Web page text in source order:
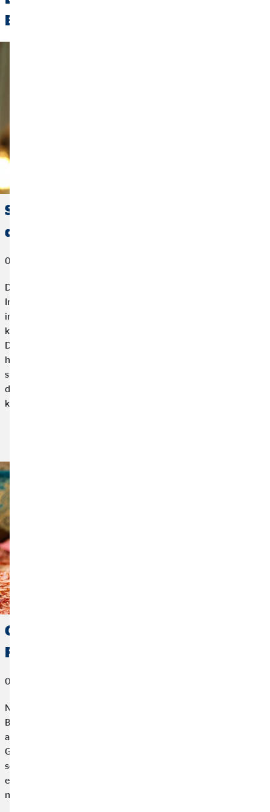
Beiträge:
Steigende Energiekosten: So kannst
du Strom und Geld sparen
03. November 2022
Die momentane Energiekrise und die stetig wachsende
Inflation in Europa lassen die Preise deutlich steigen –
insbesondere die Energiepreise. Damit du gut auf die
kommenden Wintermonate vorbereitet bist, kannst du ein paar
Dinge im Haushalt beachten. Bereits einfache Maßnahmen
helfen dir, die Heizkosten zu senken und viel Energie zu
sparen. Hier findest du alle Tipps und Möglichkeiten, wie du
deine Energiekosten und deinen Stromverbrauch reduzieren
kannst.
Geld in Fonds anlegen: Warum sind
Fonds als Geldanlage sinnvoll?
06. Juli 2021
Niedrige Zinsen, wenig Rendite und eher miese Aussichten in
Bezug auf die eigene Altersvorsorge: Wer zurzeit sein Erspartes
anlegen möchte, hat es nicht gerade leicht. Klassische
Geldanlagen wie Tagesgeld, Festgeld und Sparbuch bringen
schon lange keine nennenswerten Zinsen mehr ein. Deshalb ist
es sinnvoll, sein Geld in Fonds zu investieren – und das ist gar
nicht so schwer, wie man denkt.